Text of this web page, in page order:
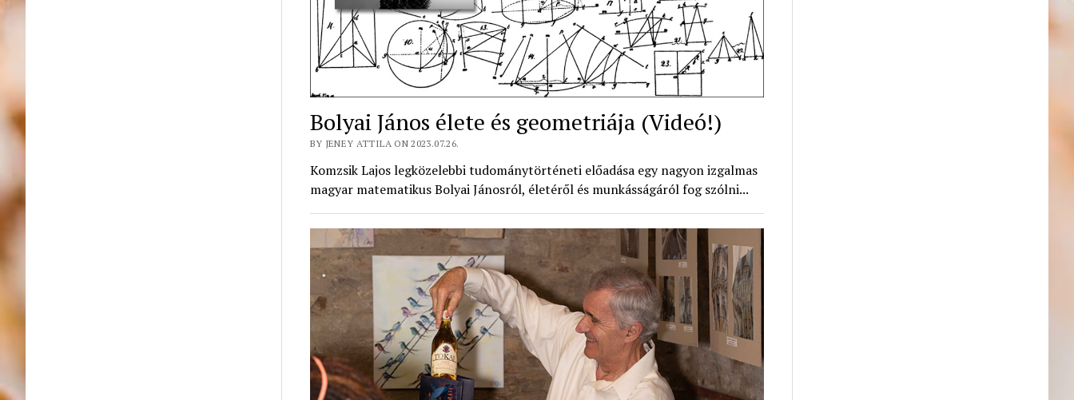
Bolyai János élete és geometriája (Videó!)
BY JENEY ATTILA ON 2023.07.26.
Komzsik Lajos legközelebbi tudománytörténeti előadása egy nagyon izgalmas
magyar matematikus Bolyai Jánosról, életéről és munkásságáról fog szólni...